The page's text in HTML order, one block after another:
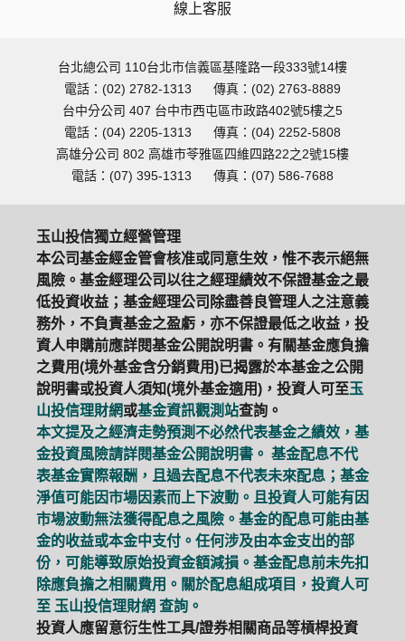
線上客服
台北總公司 110台北市信義區基隆路一段333號14樓
電話：(02) 2782-1313
傳真：(02) 2763-8889
台中分公司 407 台中市西屯區市政路402號5樓之5
電話：(04) 2205-1313
傳真：(04) 2252-5808
高雄分公司 802 高雄市苓雅區四維四路22之2號15樓
電話：(07) 395-1313
傳真：(07) 586-7688
玉山投信獨立經營管理
本公司基金經金管會核准或同意生效，惟不表示絕無
風險。基金經理公司以往之經理績效不保證基金之最
低投資收益；基金經理公司除盡善良管理人之注意義
務外，不負責基金之盈虧，亦不保證最低之收益，投
資人申購前應詳閱基金公開說明書。有關基金應負擔
之費用(境外基金含分銷費用)已揭露於本基金之公開
說明書或投資人須知(境外基金適用)，投資人可至玉
山投信理財網或基金資訊觀測站查詢。
本文提及之經濟走勢預測不必然代表基金之績效，基
金投資風險請詳閱基金公開說明書。 基金配息不代
表基金實際報酬，且過去配息不代表未來配息；基金
淨值可能因市場因素而上下波動。且投資人可能有因
市場波動無法獲得配息之風險。基金的配息可能由基
金的收益或本金中支付。任何涉及由本金支出的部
份，可能導致原始投資金額減損。基金配息前未先扣
除應負擔之相關費用。關於配息組成項目，投資人可
至 玉山投信理財網 查詢。
投資人應留意衍生性工具/證券相關商品等槓桿投資